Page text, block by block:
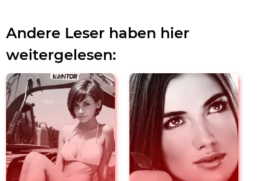
Andere Leser haben hier
weitergelesen: